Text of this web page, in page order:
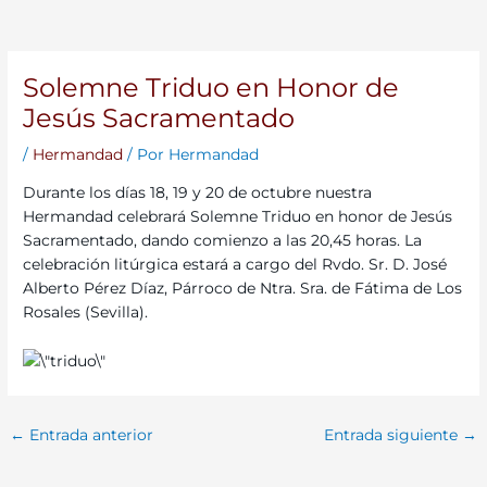
Solemne Triduo en Honor de
Jesús Sacramentado
/ Hermandad / Por Hermandad
Durante los días 18, 19 y 20 de octubre nuestra
Hermandad celebrará Solemne Triduo en honor de Jesús
Sacramentado, dando comienzo a las 20,45 horas. La
celebración litúrgica estará a cargo del Rvdo. Sr. D. José
Alberto Pérez Díaz, Párroco de Ntra. Sra. de Fátima de Los
Rosales (Sevilla).
← Entrada anterior Entrada siguiente →